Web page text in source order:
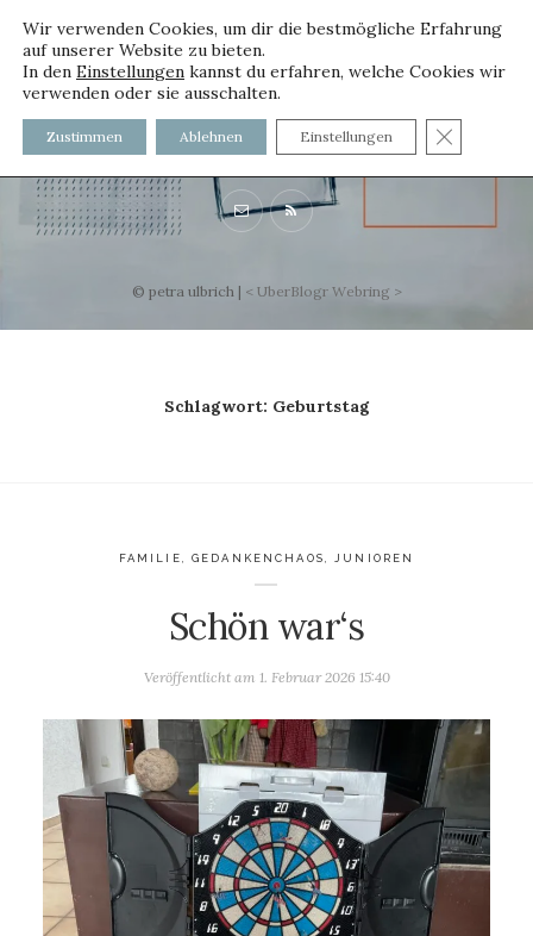
voller worte
mit und ohne Innenfutter
© petra ulbrich | < UberBlogr Webring >
Schlagwort: Geburtstag
FAMILIE, GEDANKENCHAOS,JUNIOREN
Schön war‘s
Veröffentlicht am 1. Februar 2026 15:40
Wir verwenden Cookies, um dir die bestmögliche Erfahrung
auf unserer Website zu bieten.
In den Einstellungen kannst du erfahren, welche Cookies wir
verwenden oder sie ausschalten.
Zustimmen Ablehnen Einstellungen GDPR